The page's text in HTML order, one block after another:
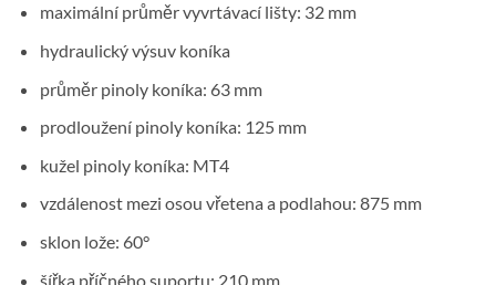
maximální průměr vyvrtávací lišty: 32 mm
hydraulický výsuv koníka
průměr pinoly koníka: 63 mm
prodloužení pinoly koníka: 125 mm
kužel pinoly koníka: MT4
vzdálenost mezi osou vřetena a podlahou: 875 mm
sklon lože: 60°
šířka příčného suportu: 210 mm